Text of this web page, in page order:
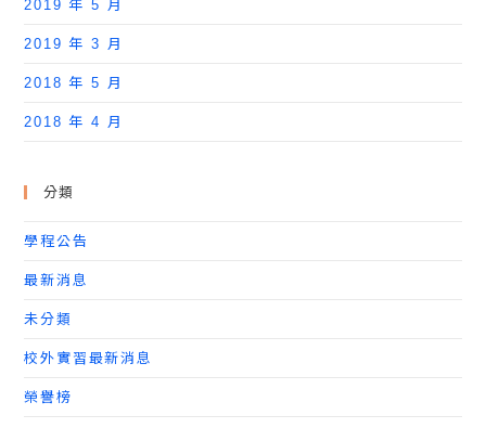
2019 年 5 月
2019 年 3 月
2018 年 5 月
2018 年 4 月
分類
學程公告
最新消息
未分類
校外實習最新消息
榮譽榜